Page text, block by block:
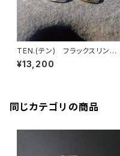
TEN.(テン) フラックスリング
GD
¥13,200
同じカテゴリの商品